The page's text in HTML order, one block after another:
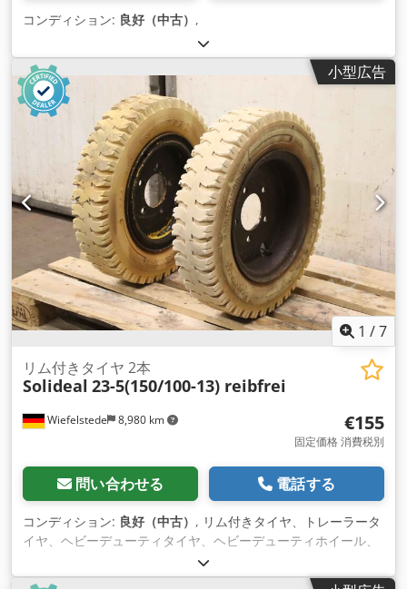
コンディション: 良好（中古） ,
小型広告
1 /7
Wiefelstede 8,980 km
リム付きタイヤ 2本
Solideal 23-5(150/100-13) reibfrei
€155
固定価格 消費税別
問い合わせる 電話する
コンディション: 良好（中古） , リム付きタイヤ、トレーラータ
イヤ、ヘビーデューティタイヤ、ヘビーデューティホイール、
フォークリフトタイヤ -メーカー: Solideal, インナーチューブ
とリム付きタイヤ2本 -タイヤサイズ：23-5(150/100-13) -タイ